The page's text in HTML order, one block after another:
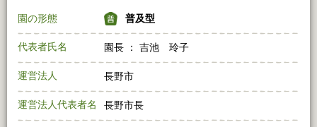
園の形態 普及型
代表者氏名 園長 ： 吉池 玲子
運営法人 長野市
運営法人代表者名 長野市長